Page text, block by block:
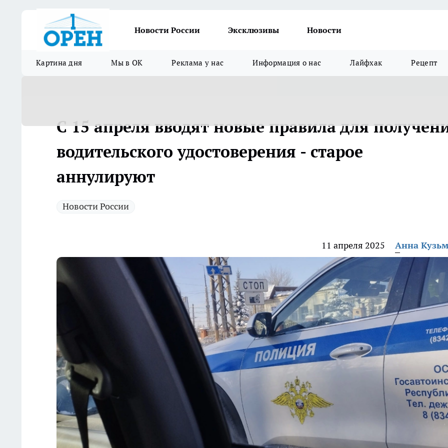
Новости России Эксклюзивы Новости
Картина дня Мы в ОК Реклама у нас Информация о нас Лайфхак Рецепт
C 15 апреля вводят новые правила для
водительского удостоверения - старое
аннулируют
Новости России
11 апреля 2025 Анна